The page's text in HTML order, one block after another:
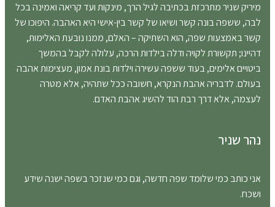
מיריק שניר מתרכזת בכתיבה לגיל הרך, מינקות ועד קריאה ואמינה בכל
לבה, ששפה בונה קשר ושיאו של קשר בין-אישי היא האהבה. היפוכו של
קשר באמצעות שפה, הוא השתיקה – האלם, ממנו נובעת האלימות,
דהיינו; תקשורת לקויה ודלה בילדות הרכה, עלולה לקבל בהמשך
ביטויים אלימים, בעוד ששפה עשירה וילדות בונת אמון, מעצימות אהבה
בעולם. לדבריה אהבת הנקרא, חשובה ככל שתהיה, אלא מטרה
לעצמה, אלא דרך רבת הוד להשיג אהבת האדם.
נהר שניר
אני כותב כמי שלומד שפה חדשה, וגם כמי שנזכר בשפה ישנה שידע
ושכח.